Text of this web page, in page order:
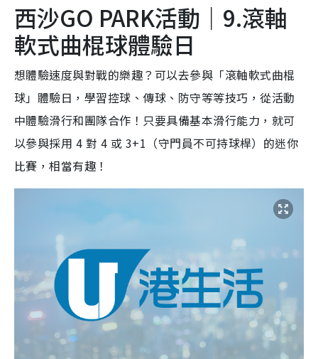
西沙GO PARK活動｜9.滾軸
軟式曲棍球體驗日
想體驗速度與對戰的樂趣？可以去參與「滾軸軟式曲棍
球」體驗日，學習控球、傳球、防守等等技巧，從活動
中體驗滑行和團隊合作！只要具備基本滑行能力，就可
以參與採用 4 對 4 或 3+1（守門員不可持球桿）的迷你
比賽，相當有趣！